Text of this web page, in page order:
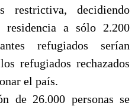
restrictiva, decidiendo
a sólo 2.200
refugiados serían
refugiados rechazados
el país.
de 26.000 personas se